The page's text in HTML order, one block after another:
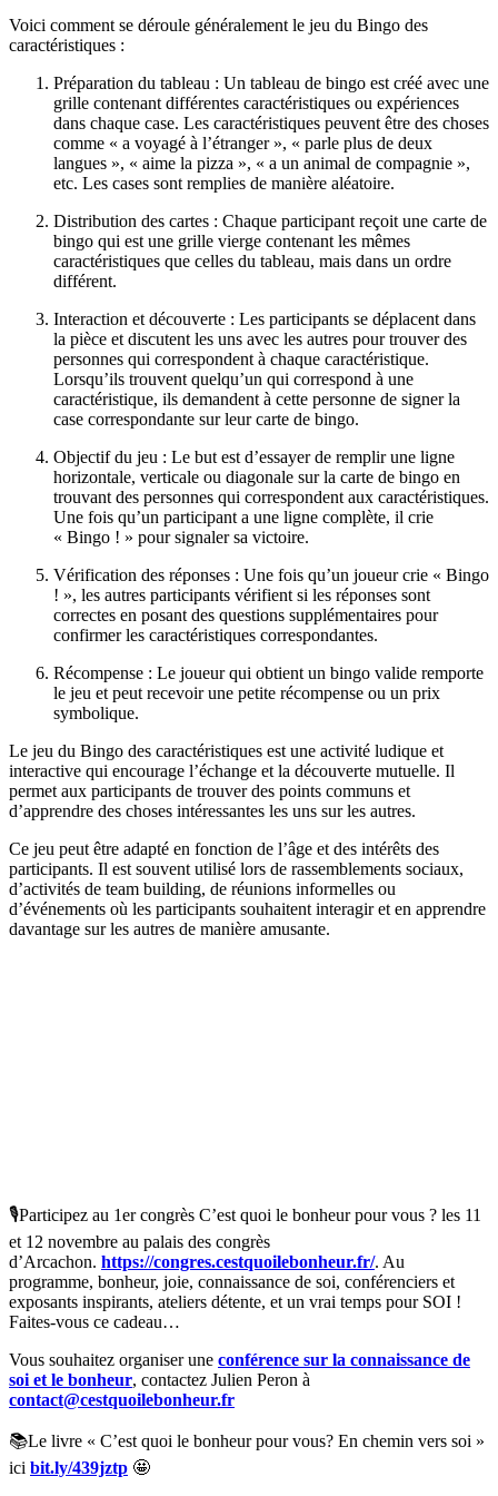
Voici comment se déroule généralement le jeu du Bingo des
caractéristiques :
Préparation du tableau : Un tableau de bingo est créé avec une
grille contenant différentes caractéristiques ou expériences
dans chaque case. Les caractéristiques peuvent être des choses
comme « a voyagé à l’étranger », « parle plus de deux
langues », « aime la pizza », « a un animal de compagnie »,
etc. Les cases sont remplies de manière aléatoire.
Distribution des cartes : Chaque participant reçoit une carte de
bingo qui est une grille vierge contenant les mêmes
caractéristiques que celles du tableau, mais dans un ordre
différent.
Interaction et découverte : Les participants se déplacent dans
la pièce et discutent les uns avec les autres pour trouver des
personnes qui correspondent à chaque caractéristique.
Lorsqu’ils trouvent quelqu’un qui correspond à une
caractéristique, ils demandent à cette personne de signer la
case correspondante sur leur carte de bingo.
Objectif du jeu : Le but est d’essayer de remplir une ligne
horizontale, verticale ou diagonale sur la carte de bingo en
trouvant des personnes qui correspondent aux caractéristiques.
Une fois qu’un participant a une ligne complète, il crie
« Bingo ! » pour signaler sa victoire.
Vérification des réponses : Une fois qu’un joueur crie « Bingo
! », les autres participants vérifient si les réponses sont
correctes en posant des questions supplémentaires pour
confirmer les caractéristiques correspondantes.
Récompense : Le joueur qui obtient un bingo valide remporte
le jeu et peut recevoir une petite récompense ou un prix
symbolique.
Le jeu du Bingo des caractéristiques est une activité ludique et
interactive qui encourage l’échange et la découverte mutuelle. Il
permet aux participants de trouver des points communs et
d’apprendre des choses intéressantes les uns sur les autres.
Ce jeu peut être adapté en fonction de l’âge et des intérêts des
participants. Il est souvent utilisé lors de rassemblements sociaux,
d’activités de team building, de réunions informelles ou
d’événements où les participants souhaitent interagir et en apprendre
davantage sur les autres de manière amusante.
🎙️Participez au 1er congrès C’est quoi le bonheur pour vous ? les 11
et 12 novembre au palais des congrès
d’Arcachon. https://congres.cestquoilebonheur.fr/. Au
programme, bonheur, joie, connaissance de soi, conférenciers et
exposants inspirants, ateliers détente, et un vrai temps pour SOI !
Faites-vous ce cadeau…
Vous souhaitez organiser une conférence sur la connaissance de
soi et le bonheur, contactez Julien Peron à
contact@cestquoilebonheur.fr
📚Le livre « C’est quoi le bonheur pour vous? En chemin vers soi »
ici bit.ly/439jztp 🤩